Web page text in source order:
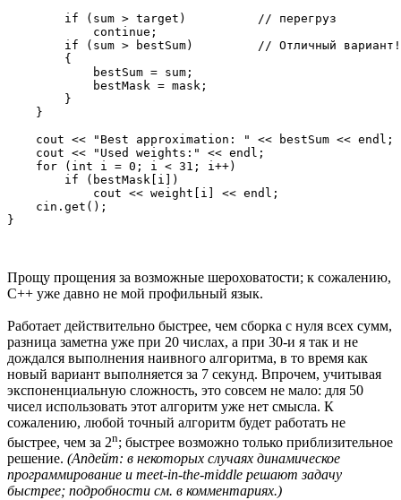
        if (sum > target)          // перегруз
            continue;
if (sum > bestSum)         // Отличный
        {
            bestSum = sum;
            bestMask = mask;
        }
    }
    cout << "Best approximation: " << bestSum << endl;
    cout << "Used weights:" << endl;
    for (int i = 0; i < 31; i++)
        if (bestMask[i])
            cout << weight[i] << endl;
    cin.get();
Прощу прощения за возможные шероховатости; к сожалению,
C++ уже давно не мой профильный язык.
Работает действительно быстрее, чем сборка с нуля всех сумм,
разница заметна уже при 20 числах, а при 30-и я так и не
дождался выполнения наивного алгоритма, в то время как
новый вариант выполняется за 7 секунд. Впрочем, учитывая
экспоненциальную сложность, это совсем не мало: для 50
чисел использовать этот алгоритм уже нет смысла. К
сожалению, любой точный алгоритм будет работать не
быстрее, чем за 2n; быстрее возможно только приблизительное
решение. (Апдейт: в некоторых случаях динамическое
программирование и meet-in-the-middle решают задачу
быстрее; подробности см. в комментариях.)